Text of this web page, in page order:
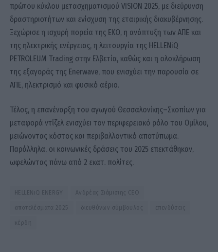
πρώτου κύκλου μετασχηματισμού VISION 2025, με διεύρυνση
δραστηριοτήτων και ενίσχυση της εταιρικής διακυβέρνησης.
Ξεχώρισε η ισχυρή πορεία της ΕΚΟ, η ανάπτυξη των ΑΠΕ και
της ηλεκτρικής ενέργειας, η λειτουργία της HELLENiQ
PETROLEUM Trading στην Ελβετία, καθώς και η ολοκλήρωση
της εξαγοράς της Enerwave, που ενισχύει την παρουσία σε
ΑΠΕ, ηλεκτρισμό και φυσικό αέριο.
Τέλος, η επανέναρξη του αγωγού Θεσσαλονίκης–Σκοπίων για
μεταφορά ντίζελ ενισχύει τον περιφερειακό ρόλο του Ομίλου,
μειώνοντας κόστος και περιβαλλοντικό αποτύπωμα.
Παράλληλα, οι κοινωνικές δράσεις του 2025 επεκτάθηκαν,
ωφελώντας πάνω από 2 εκατ. πολίτες.
HELLENiQ ENERGY Ανδρέας Σιάμισιης CEO
αποτελέσματα 2025 διευθύνων σύμβουλος επενδύσεις
κέρδη